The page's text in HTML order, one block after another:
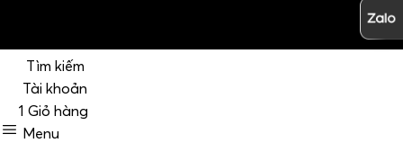
Tìm kiếm
Tài khoản
1 Giỏ hàng
Menu